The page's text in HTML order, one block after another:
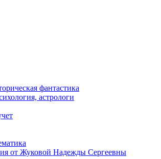
фантастика
астрологи
от Жуковой Надежды Сергеевны